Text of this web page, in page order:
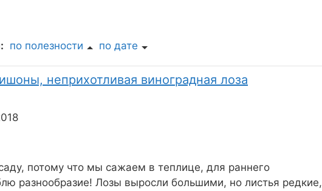
по полезности по дате
неприхотливая виноградная лоза
потому что мы сажаем в теплице, для раннего
разнообразие! Лозы выросли большими, но листья редкие,